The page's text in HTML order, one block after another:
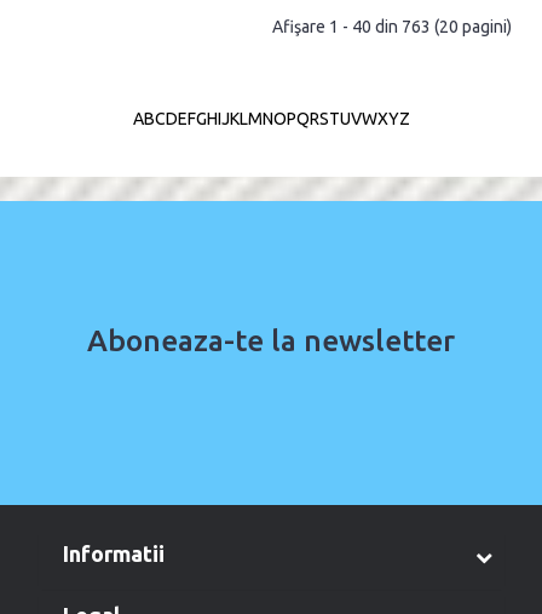
Afişare 1 - 40 din 763 (20 pagini)
ABCDEFGHIJKLMNOPQRSTUVWXYZ
Aboneaza-te la newsletter
informatii